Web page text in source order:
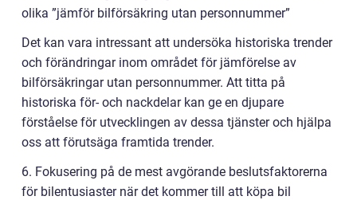
olika ”jämför bilförsäkring utan personnummer”
Det kan vara intressant att undersöka historiska trender
och förändringar inom området för jämförelse av
bilförsäkringar utan personnummer. Att titta på
historiska för- och nackdelar kan ge en djupare
förståelse för utvecklingen av dessa tjänster och hjälpa
oss att förutsäga framtida trender.
6. Fokusering på de mest avgörande beslutsfaktorerna
för bilentusiaster när det kommer till att köpa bil